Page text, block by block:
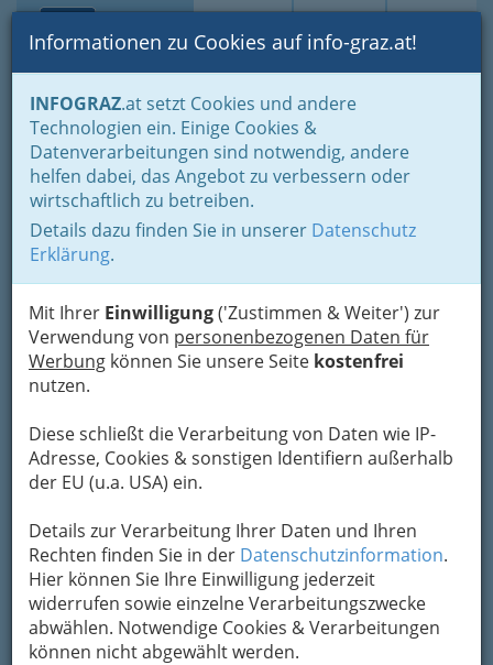
Suche Login Toggle
Informationen zu Cookies auf info-graz.at!
INFOGRAZ.at setzt Cookies und andere
Technologien ein. Einige Cookies &
Datenverarbeitungen sind notwendig, andere
helfen dabei, das Angebot zu verbessern oder
wirtschaftlich zu betreiben.
Details dazu finden Sie in unserer Datenschutz
Erklärung.
Mit Ihrer Einwilligung('Zustimmen & Weiter') zur
Verwendung von personenbezogenen Daten für
Werbung können Sie unsere Seite kostenfrei
nutzen.
Diese schließt die Verarbeitung von Daten wie IP-
Adresse, Cookies & sonstigen Identifiern außerhalb
der EU (u.a. USA) ein.
Details zur Verarbeitung Ihrer Daten und Ihren
Rechten finden Sie in der Datenschutzinformation.
Hier können Sie Ihre Einwilligung jederzeit
widerrufen sowie einzelne Verarbeitungszwecke
abwählen. Notwendige Cookies & Verarbeitungen
können nicht abgewählt werden.
Home Lifestyle Feste feiern
Feste im Jahreszyklus
Advent- und Weihnachtszeit bis Silvester und Neujahr
Die Tage im Advent
8. Dezember - Maria Empfängnis
8. Dezember - . Ein
kirchliches Fest, das der
Erwählung Marias im
Mutterleib gedenkt
DieUnbefleckte
Empfängnisist ein römisch-
DieUnbefleckte